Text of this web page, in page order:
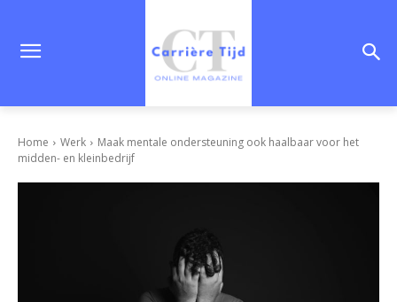
Home Werk
Maak mentale ondersteuning ook haalbaar voor het
midden- en kleinbedrijf